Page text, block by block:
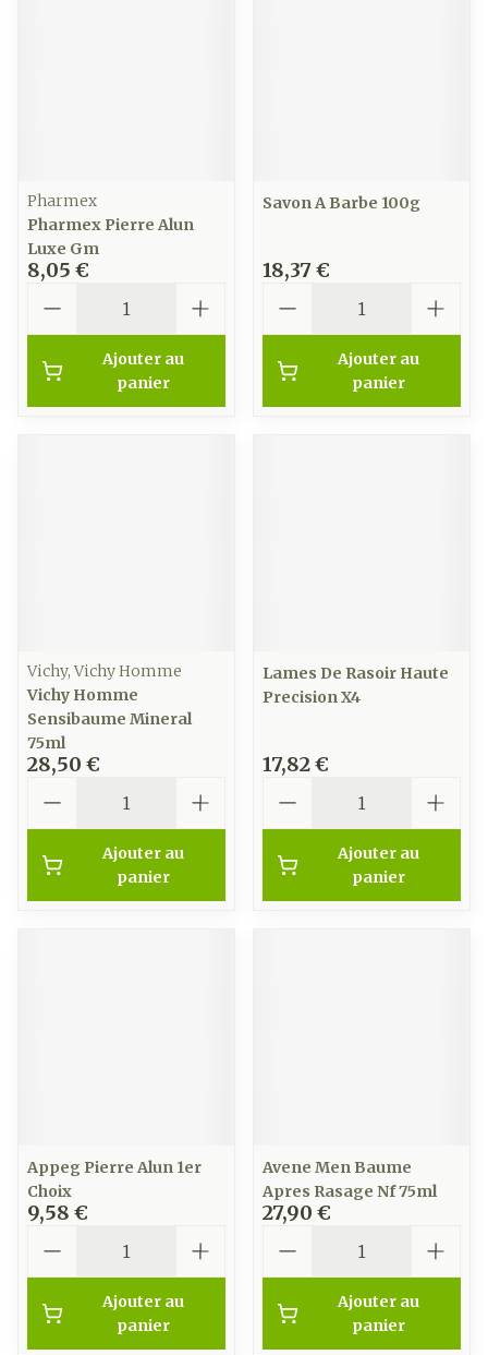
Pharmex
Pharmex Pierre Alun
Luxe Gm
8,05 €
Ajouter au
panier
Savon A Barbe 100g
18,37 €
Ajouter au
panier
Vichy, Vichy Homme
Vichy Homme
Sensibaume Mineral
75ml
28,50 €
Ajouter au
panier
Lames De Rasoir Haute
Precision X4
17,82 €
Ajouter au
panier
Appeg Pierre Alun 1er
Choix
9,58 €
Ajouter au
panier
Avene Men Baume
Apres Rasage Nf 75ml
27,90 €
Ajouter au
panier